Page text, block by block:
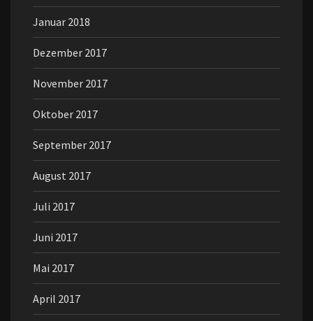
Januar 2018
Dezember 2017
November 2017
Oktober 2017
September 2017
August 2017
Juli 2017
Juni 2017
Mai 2017
April 2017